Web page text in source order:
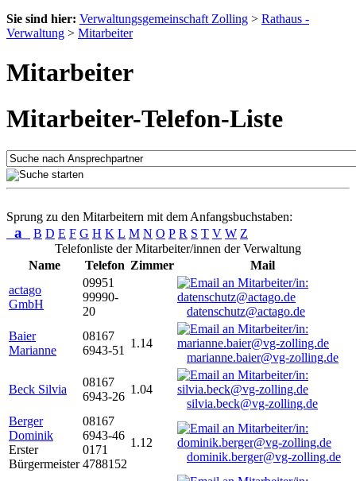
Sie sind hier: Verwaltungsgemeinschaft Zolling > Rathaus -
Verwaltung > Mitarbeiter
Mitarbeiter
Mitarbeiter-Telefon-Liste
Sprung zu den Mitarbeitern mit dem Anfangsbuchstaben:
a B D E F G H K L M N O P R S T V W Z
Telefonliste der Mitarbeiter/innen der Verwaltung
Name
Telefon Zimmer
Mail
actago
GmbH
09951
99990-
20
datenschutz@actago.de
Baier
Marianne
08167
6943-51
1.14
marianne.baier@vg-zolling.de
Beck Silvia
08167
6943-26
1.04
silvia.beck@vg-zolling.de
Berger
Dominik
Erster
Bürgermeister
08167
6943-46
0171
4788152
1.12
dominik.berger@vg-zolling.de